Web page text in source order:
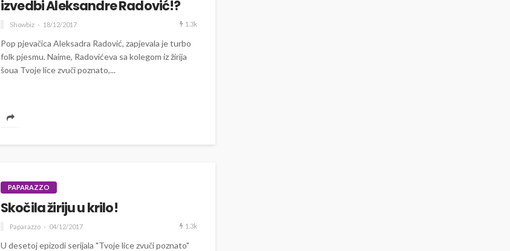
izvedbi Aleksandre Radović!?
Showbiz 18/12/2017 1.3k
Pop pjevačica Aleksadra Radović, zapjevala je turbo
folk pjesmu. Naime, Radovićeva sa kolegom iz žirija
šoua Tvoje lice zvuči poznato,...
PAPARAZZO
Skočila žiriju u krilo!
Paparazzo 04/12/2017 1.3k
U desetoj epizodi serijala "Tvoje lice zvuči poznato"